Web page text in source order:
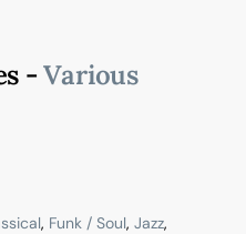
-Various
, Funk / Soul, Jazz,